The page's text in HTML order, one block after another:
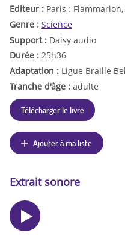
Editeur : Paris :
Genre : Science
Support : Daisy audio
Durée : 25h36
Adaptation : Ligue Braille
Tranche d'âge : adulte
Télécharger le livre
Ajouter à ma liste
Extrait sonore